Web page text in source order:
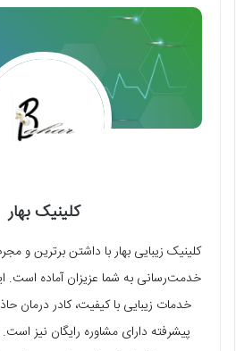
کلینیک بهار
کلینیک زیبایی بهار با داشتن برترین و
خدمت‌رسانی به شما عزیزان آماده است.
خدمات زیبایی با کیفیت، کادر درمان
پیشرفته دارای مشاوره رایگان نیز